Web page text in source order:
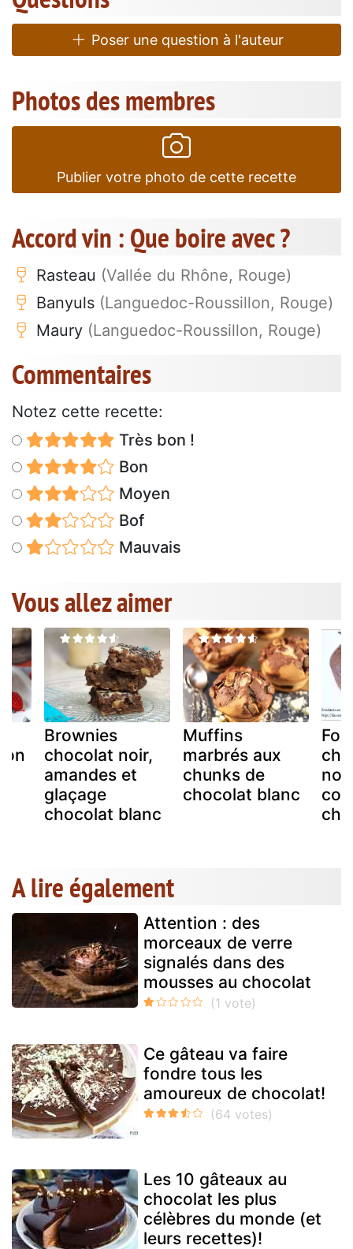
Poser une question à l'auteur
Photos des membres
Publier votre photo de cette recette
Accord vin : Que boire avec ?
Rasteau (Vallée du Rhône, Rouge)
Banyuls (Languedoc-Roussillon, Rouge)
Maury (Languedoc-Roussillon, Rouge)
Commentaires
Notez cette recette:
Très bon !
Bon
Moyen
Bof
Mauvais
Vous allez aimer
Brownies
chocolat noir,
amandes et
glaçage
chocolat blanc
Muffins
marbrés aux
chunks de
chocolat blanc
A lire également
Attention : des
morceaux de verre
signalés dans des
mousses au chocolat
Ce gâteau va faire
fondre tous les
amoureux de chocolat!
Les 10 gâteaux au
chocolat les plus
célèbres du monde (et
leurs recettes)!